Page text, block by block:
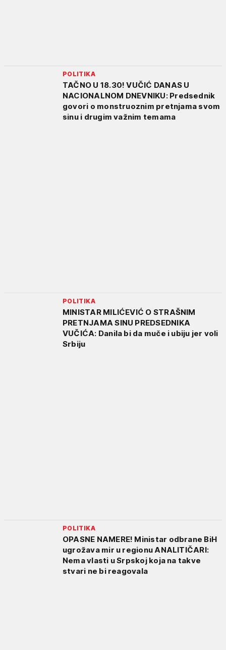
POLITIKA
TAČNO U 18.30! VUČIĆ DANAS U
NACIONALNOM DNEVNIKU: Predsednik
govori o monstruoznim pretnjama svom
sinu i drugim važnim temama
POLITIKA
MINISTAR MILIĆEVIĆ O STRAŠNIM
PRETNJAMA SINU PREDSEDNIKA
VUČIĆA: Danila bi da muče i ubiju jer voli
Srbiju
POLITIKA
OPASNE NAMERE! Ministar odbrane BiH
ugrožava mir u regionu ANALITIČARI:
Nema vlasti u Srpskoj koja na takve
stvari ne bi reagovala